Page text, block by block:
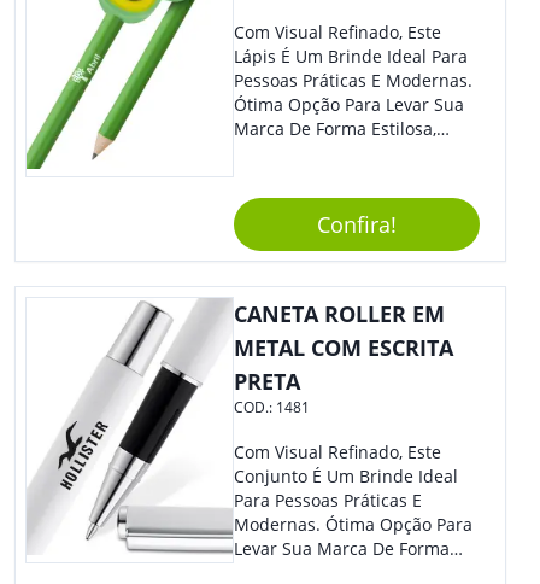
E Ofereça A Seus Clientes E
Colaboradores. Útil E
Funcional, Com Certeza Todo
Mundo Irá Amar.
Com Visual Refinado, Este
Lápis É Um Brinde Ideal Para
Pessoas Práticas E Modernas.
Ótima Opção Para Levar Sua
Marca De Forma Estilosa,
Reuniões Corporativas Ou Até
Mesmo Para Presentear
Colaboradores E Parceiros De
Confira!
CANETA ROLLER EM
METAL COM ESCRITA
PRETA
COD.: 1481
Com Visual Refinado, Este
Conjunto É Um Brinde Ideal
Para Pessoas Práticas E
Modernas. Ótima Opção Para
Levar Sua Marca De Forma